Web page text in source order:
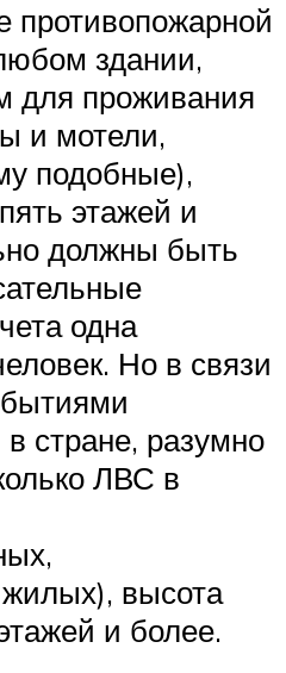
противопожарной
здании,
для проживания
и мотели,
подобные),
этажей и
должны быть
одна
Но в связи
стране, разумно
ЛВС в
высота
и более.